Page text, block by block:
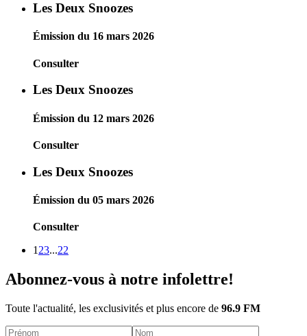
Les Deux Snoozes
Émission du 16 mars 2026
Consulter
Les Deux Snoozes
Émission du 12 mars 2026
Consulter
Les Deux Snoozes
Émission du 05 mars 2026
Consulter
1 23...22
Abonnez-vous à notre infolettre!
Toute l'actualité, les exclusivités et plus encore de 96.9 FM